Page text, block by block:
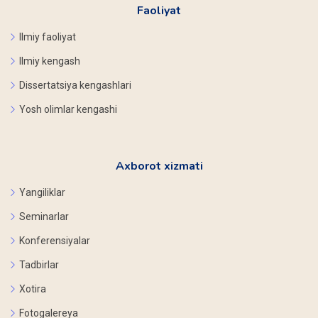
Faoliyat
Ilmiy faoliyat
Ilmiy kengash
Dissertatsiya kengashlari
Yosh olimlar kengashi
Axborot xizmati
Yangiliklar
Seminarlar
Konferensiyalar
Tadbirlar
Xotira
Fotogalereya